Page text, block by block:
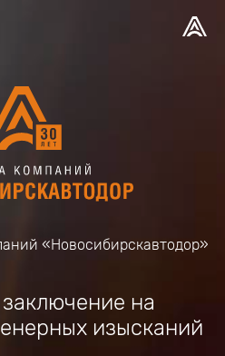
«Новосибирскавтодор»
на
изысканий